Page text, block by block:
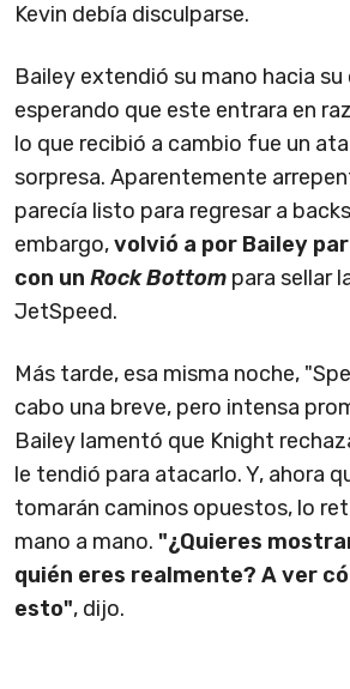
Kevin debía disculparse.
Bailey extendió su mano hacia
esperando que este entrara en
lo que recibió a cambio fue un
sorpresa. Aparentemente
parecía listo para regresar a
embargo,volvió a por Bailey
con un Rock Bottom para sellar
JetSpeed.
Más tarde, esa misma noche,
cabo una breve, pero intensa
Bailey lamentó que Knight
le tendió para atacarlo. Y, ahora
tomarán caminos opuestos, lo
mano a mano. "¿Quieres
quién eres realmente? A ver
esto", dijo.